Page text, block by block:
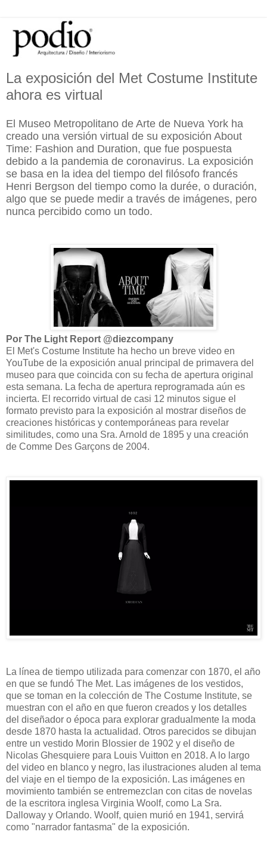
La exposición del Met Costume Institute
ahora es virtual
El Museo Metropolitano de Arte de Nueva York ha
creado una versión virtual de su exposición About
Time: Fashion and Duration, que fue pospuesta
debido a la pandemia de coronavirus. La exposición
se basa en la idea del tiempo del filósofo francés
Henri Bergson del tiempo como la durée, o duración,
algo que se puede medir a través de imágenes, pero
nunca percibido como un todo.
Por The Light Report @diezcompany
El Met's Costume Institute ha hecho un breve video en
YouTube de la exposición anual principal de primavera del
museo para que coincida con su fecha de apertura original
esta semana. La fecha de apertura reprogramada aún es
incierta. El recorrido virtual de casi 12 minutos sigue el
formato previsto para la exposición al mostrar diseños de
creaciones históricas y contemporáneas para revelar
similitudes, como una Sra. Arnold de 1895 y una creación
de Comme Des Garçons de 2004.
La línea de tiempo utilizada para comenzar con 1870, el año
en que se fundó The Met. Las imágenes de los vestidos,
que se toman en la colección de The Costume Institute, se
muestran con el año en que fueron creados y los detalles
del diseñador o época para explorar gradualmente la moda
desde 1870 hasta la actualidad. Otros parecidos se dibujan
entre un vestido Morin Blossier de 1902 y el diseño de
Nicolas Ghesquiere para Louis Vuitton en 2018. A lo largo
del video en blanco y negro, las ilustraciones aluden al tema
del viaje en el tiempo de la exposición. Las imágenes en
movimiento también se entremezclan con citas de novelas
de la escritora inglesa Virginia Woolf, como La Sra.
Dalloway y Orlando. Woolf, quien murió en 1941, servirá
como "narrador fantasma" de la exposición.